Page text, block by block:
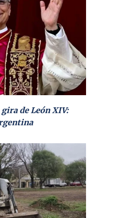
de León XIV: